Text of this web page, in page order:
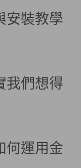
安裝教學
我們想得
何運用金